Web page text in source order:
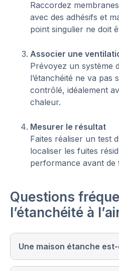
Raccordez
avec des adhésifs et
point singulier ne doit
Associer une
Prévoyez un système
l’étanchéité ne va pas
contrôlé, idéalement
chaleur.
Mesurer le résultat
Faites réaliser un test
localiser les fuites
performance avant de
Questions
l’étanchéité à
Une maison étanche